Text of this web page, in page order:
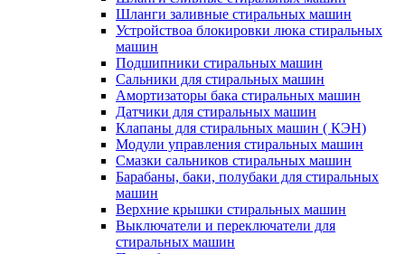
Шланги заливные стиральных машин
Устройствоа блокировки люка стиральных
машин
Подшипники стиральных машин
Сальники для стиральных машин
Амортизаторы бака стиральных машин
Датчики для стиральных машин
Клапаны для стиральных машин ( КЭН)
Модули управления стиральных машин
Смазки сальников стиральных машин
Барабаны, баки, полубаки для стиральных
машин
Верхние крышки стиральных машин
Выключатели и переключатели для
стиральных машин